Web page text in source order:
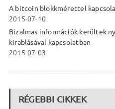
A bitcoin blokkmérettel
2015-07-10
Bizalmas információk kerültek
kirablásával kapcsolatban
2015-07-03
RÉGEBBI CIKKEK